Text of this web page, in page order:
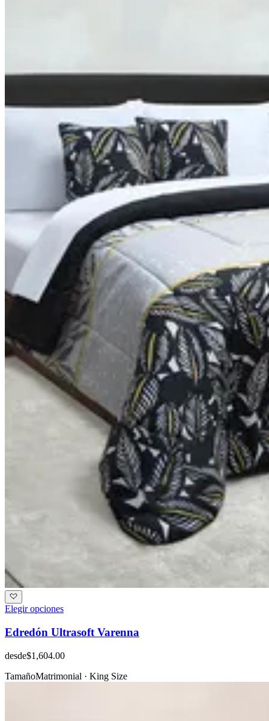
Elegir opciones
Edredón Ultrasoft Varenna
desde$1,604.00
TamañoMatrimonial · King Size